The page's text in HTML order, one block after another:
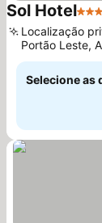
Sol Hotel4
Localização
Portão Leste,
com opções
Selecione as